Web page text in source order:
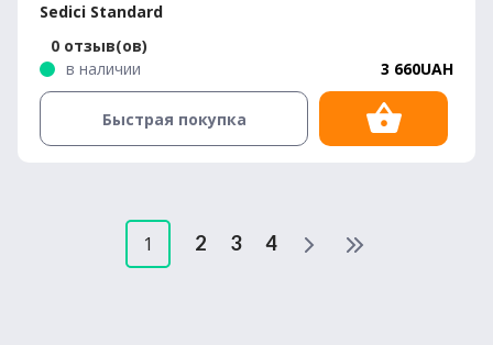
Sedici Standard
0 отзыв(ов)
в наличии
3 660UAH
Быстрая покупка
1 2 3 4